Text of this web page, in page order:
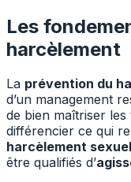
Les
harcèlement
La prévention du
d’un management
de bien maîtriser les
différencier ce qui
harcèlement sexuel
être qualifiés d’